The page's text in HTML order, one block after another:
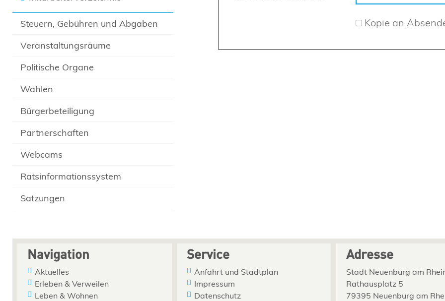
Steuern, Gebühren und Abgaben
Veranstaltungsräume
Politische Organe
Wahlen
Bürgerbeteiligung
Partnerschaften
Webcams
Ratsinformationssystem
Satzungen
Kopie an
Navigation
Aktuelles
Erleben & Verweilen
Leben & Wohnen
Service
Anfahrt und Stadtplan
Impressum
Datenschutz
Adresse
Stadt Neuenburg am
Rathausplatz 5
79395 Neuenburg am